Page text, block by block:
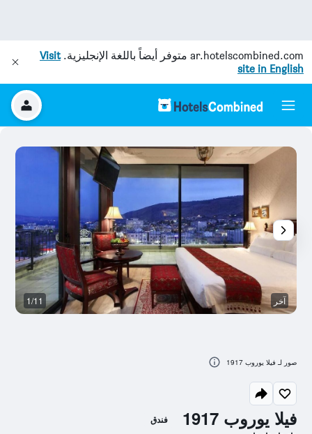
ar.hotelscombined.com متوفر أيضاً باللغة الإنجليزية.Visit
site in English
فيلا يوروب 1917 فندق
آخر 1/11
صور لـ فيلا يوروب 1917